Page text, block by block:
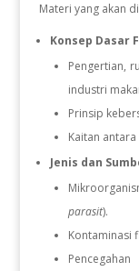
Materi yang akan
Konsep Dasar
Pengertian,
industri
Prinsip
Kaitan
Jenis dan
parasit).
Kontaminasi